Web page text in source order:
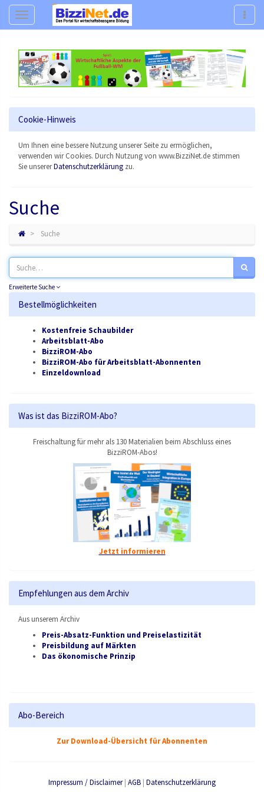
Navigation
Cookie-Hinweis
Um Ihnen eine bessere Nutzung unserer Seite zu ermöglichen,
verwenden wir Cookies. Durch Nutzung von www.BizziNet.de stimmen
Sie unsererDatenschutzerklärung zu.
Suche
Suche
Erweiterte Suche
Bestellmöglichkeiten
Kostenfreie Schaubilder
Arbeitsblatt-Abo
BizziROM-Abo
BizziROM-Abo für Arbeitsblatt-Abonnenten
Einzeldownload
Was ist das BizziROM-Abo?
Freischaltung für mehr als 130 Materialien beim Abschluss eines
BizziROM-Abos!
Jetzt informieren
Empfehlungen aus dem Archiv
Aus unserem Archiv
Preis-Absatz-Funktion und Preiselastizität
Preisbildung auf Märkten
Das ökonomische Prinzip
Abo-Bereich
Zur Download-Übersicht für Abonnenten
Impressum / Disclaimer| AGB | Datenschutzerklärung